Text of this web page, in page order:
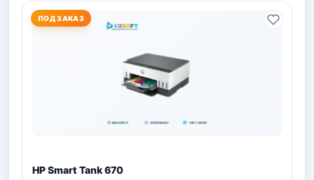
ПОД ЗАКАЗ
HP Smart Tank 670